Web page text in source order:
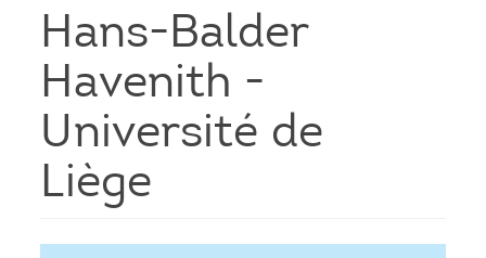
principalHans-Balder
Havenith -
Université de
Liège